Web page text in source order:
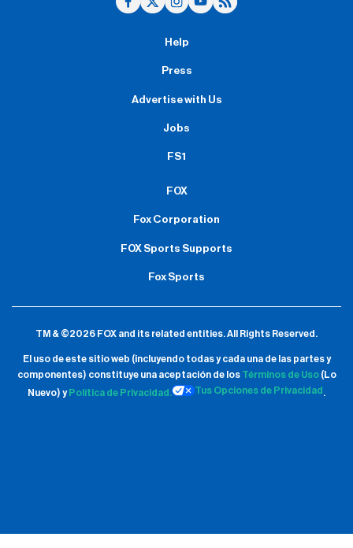
Help
Press
Advertise with Us
Jobs
FS1
FOX
Fox Corporation
FOX Sports Supports
Fox Sports
TM & ©2026 FOX and its related entities.All Rights Reserved.
El uso de este sitio web (incluyendo todas y cada una de las partes y
componentes) constituye una aceptación de los Términos de Uso(Lo
Nuevo) y Política de Privacidad. Tus Opciones de Privacidad .